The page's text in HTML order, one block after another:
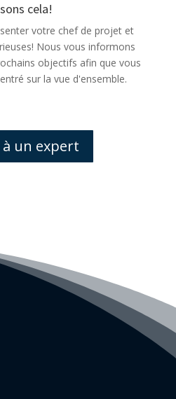
cela!
votre chef de projet et
Nous vous informons
objectifs afin que vous
sur la vue d'ensemble.
à un expert